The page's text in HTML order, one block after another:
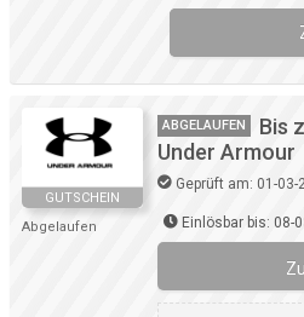
GUTSCHEIN
Abgelaufen
ABGELAUFEN
Bis
Under Armour
Geprüft am: 01-03-
Einlösbar bis: 08-